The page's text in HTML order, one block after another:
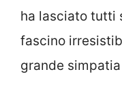
ha lasciato tutti
fascino
grande